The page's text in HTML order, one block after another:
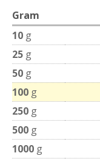
Gram
10 g
25 g
50 g
100 g
250 g
500 g
1000 g